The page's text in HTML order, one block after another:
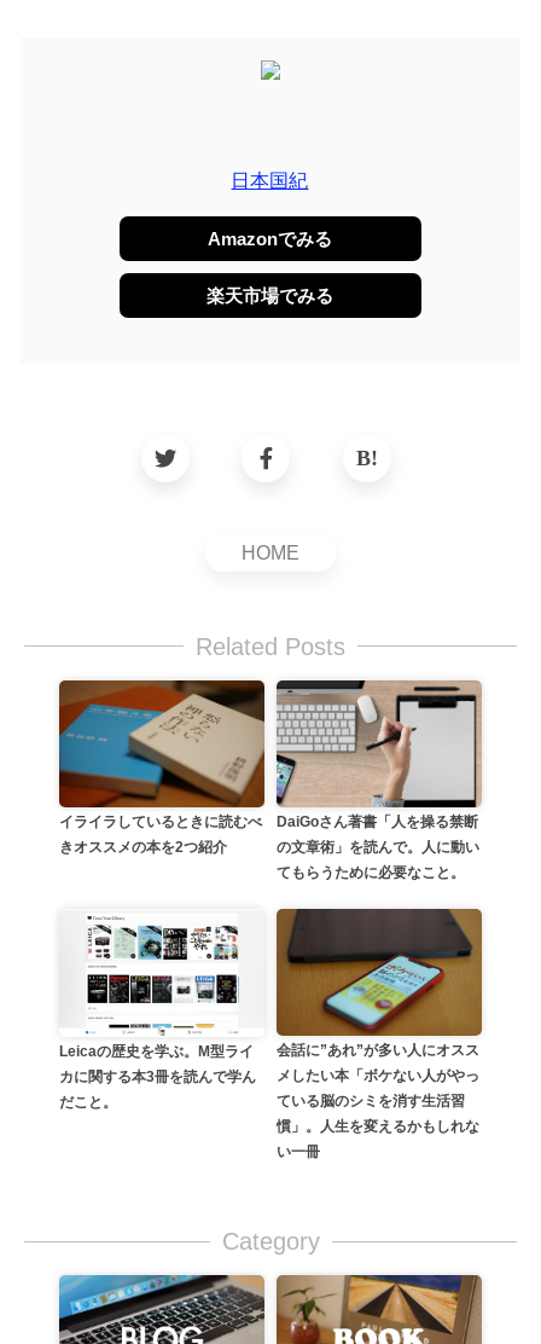
日本国紀
Amazonでみる
楽天市場でみる
HOME
Related Posts
イライラしているときに読むべ
きオススメの本を2つ紹介
DaiGoさん著書「人を操る禁断
の文章術」を読んで。人に動い
てもらうために必要なこと。
Leicaの歴史を学ぶ。M型ライ
カに関する本3冊を読んで学ん
だこと。
会話に”あれ”が多い人にオスス
メしたい本「ボケない人がやっ
ている脳のシミを消す生活習
慣」。人生を変えるかもしれな
い一冊
Category